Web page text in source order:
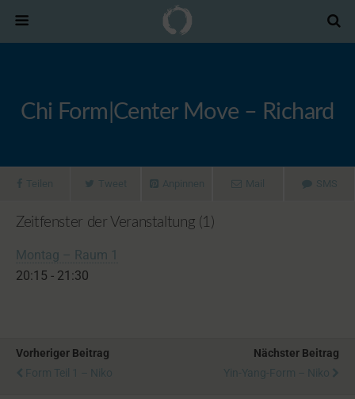
Chi Form|Center Move – Richard
Teilen Tweet Anpinnen Mail SMS
Zeitfenster der Veranstaltung (1)
Montag – Raum 1
20:15 - 21:30
Vorheriger Beitrag
Form Teil 1 – Niko
Nächster Beitrag
Yin-Yang-Form – Niko